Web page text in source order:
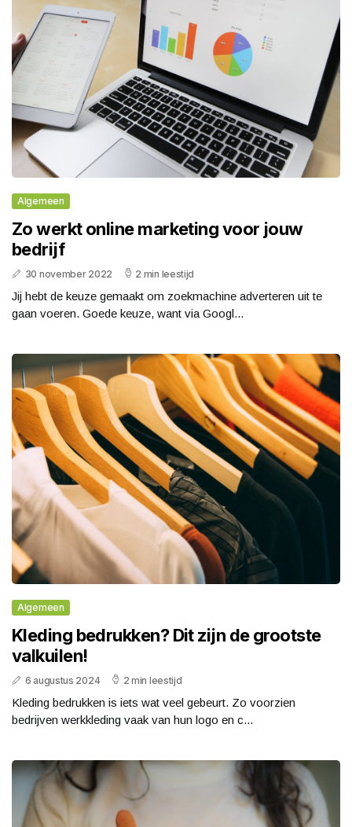
Algemeen
Zo werkt online marketing voor jouw
bedrijf
30 november 2022 2 min leestijd
Jij hebt de keuze gemaakt om zoekmachine adverteren uit te
gaan voeren. Goede keuze, want via Googl...
Algemeen
Kleding bedrukken? Dit zijn de grootste
valkuilen!
6 augustus 2024 2 min leestijd
Kleding bedrukken is iets wat veel gebeurt. Zo voorzien
bedrijven werkkleding vaak van hun logo en c...